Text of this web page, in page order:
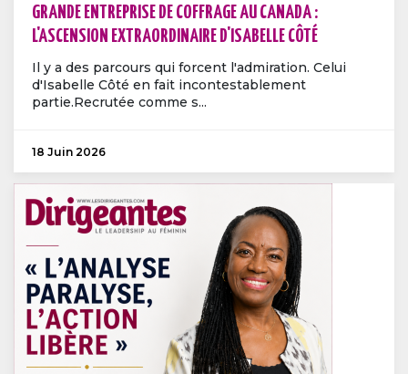
GRANDE ENTREPRISE DE COFFRAGE AU CANADA :
L'ASCENSION EXTRAORDINAIRE D'ISABELLE CÔTÉ
Il y a des parcours qui forcent l'admiration. Celui
d'Isabelle Côté en fait incontestablement
partie.Recrutée comme s...
18 Juin 2026